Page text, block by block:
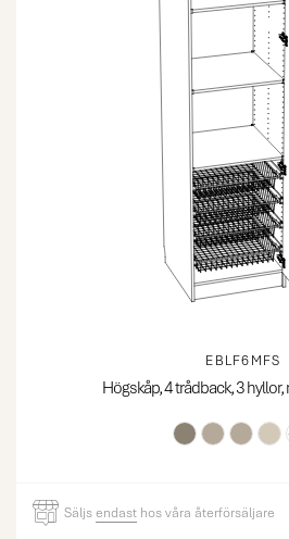
EBLF6MFS
Högskåp, 4 trådback, 3
Säljsendast hos våra återförsäljare